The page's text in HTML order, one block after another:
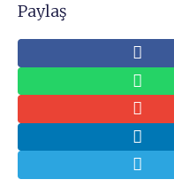
Paylaş